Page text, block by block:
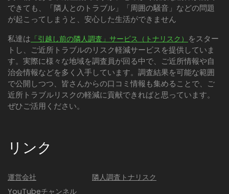
できても、「隣人とのトラブル」「周囲の騒音」などの問題
が起こってしまうと、安心した生活ができません
私達は 「引越し前の隣人調査」サービス（トナリスク） をスター
トし、ご近所トラブルのリスク軽減サービスを提供していま
す。実際に様々な地域を調査員が回る中で、ご近所情報や自
治会情報などを多く入手しています。調査結果を可能な範囲
で公開しつつ、皆さんからの口コミ情報も集めることで、ご
近所トラブルリスクの軽減に貢献できればと思っています。
ぜひご活用ください。
リンク
運営会社
YouTubeチャンネル
隣人調査トナリスク